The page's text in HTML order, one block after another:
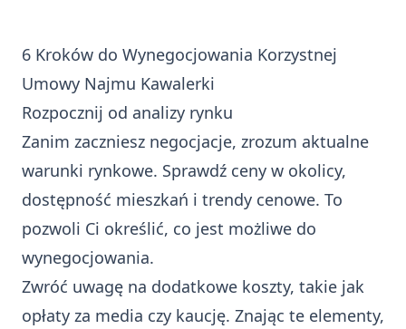
6 Kroków do Wynegocjowania Korzystnej
Umowy Najmu Kawalerki
Rozpocznij od analizy rynku
Zanim zaczniesz negocjacje, zrozum aktualne
warunki rynkowe. Sprawdź ceny w okolicy,
dostępność mieszkań i trendy cenowe. To
pozwoli Ci określić, co jest możliwe do
wynegocjowania.
Zwróć uwagę na dodatkowe koszty, takie jak
opłaty za media czy kaucję. Znając te elementy,